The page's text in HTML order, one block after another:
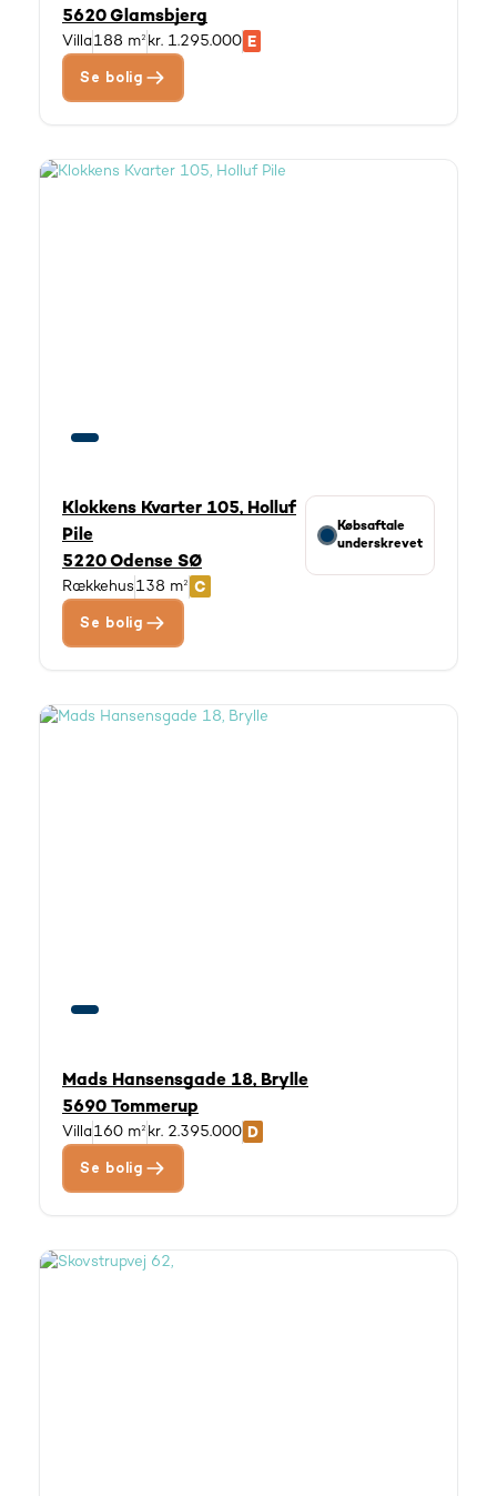
5620 Glamsbjerg
Villa188 m² kr. 1.295.000
Se bolig
Klokkens Kvarter 105, Holluf
Pile
5220 Odense SØ
Købsaftale
underskrevet
Rækkehus 138 m²
Se bolig
Mads Hansensgade 18, Brylle
5690 Tommerup
Villa160 m² kr. 2.395.000
Se bolig